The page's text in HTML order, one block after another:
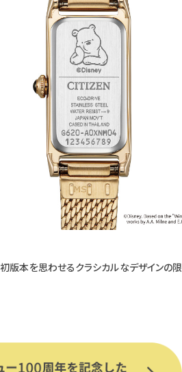
初版本を思わせるクラシカルなデザインの限